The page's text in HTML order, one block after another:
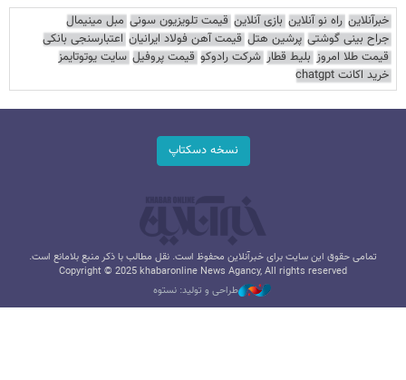
خبرآنلاین راه نو آنلاین بازی آنلاین قیمت تلویزیون سونی مبل مینیمال
جراح بینی گوشتی پرشین هتل قیمت آهن فولاد ایرانیان اعتبارسنجی بانکی
قیمت طلا امروز بلیط قطار شرکت رادوکو قیمت پروفیل سایت یوتوتایمز
خرید اکانت chatgpt
نسخه دسکتاپ
تمامی حقوق این سایت برای خبرآنلاین محفوظ است. نقل مطالب با ذکر منبع بلامانع است.
Copyright © 2025 khabaronline News Agancy, All rights reserved
طراحی و تولید: نستوه